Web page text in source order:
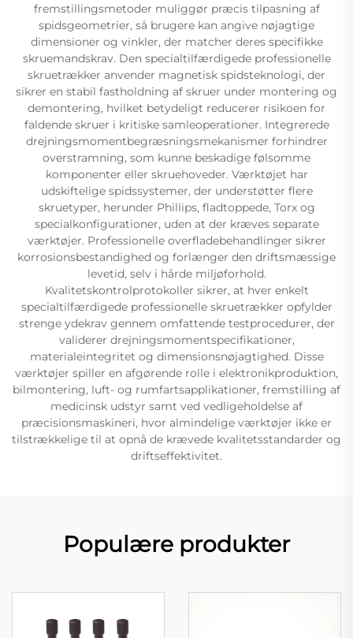
fremstillingsmetoder muliggør præcis tilpasning af
spidsgeometrier, så brugere kan angive nøjagtige
dimensioner og vinkler, der matcher deres specifikke
skruemandskrav. Den specialtilfærdigede professionelle
skruetrækker anvender magnetisk spidsteknologi, der
sikrer en stabil fastholdning af skruer under montering og
demontering, hvilket betydeligt reducerer risikoen for
faldende skruer i kritiske samleoperationer. Integrerede
drejningsmomentbegræsningsmekanismer forhindrer
overstramning, som kunne beskadige følsomme
komponenter eller skruehoveder. Værktøjet har
udskiftelige spidssystemer, der understøtter flere
skruetyper, herunder Phillips, fladtoppede, Torx og
specialkonfigurationer, uden at der kræves separate
værktøjer. Professionelle overfladebehandlinger sikrer
korrosionsbestandighed og forlænger den driftsmæssige
levetid, selv i hårde miljøforhold.
Kvalitetskontrolprotokoller sikrer, at hver enkelt
specialtilfærdigede professionelle skruetrækker opfylder
strenge ydekrav gennem omfattende testprocedurer, der
validerer drejningsmomentspecifikationer,
materialeintegritet og dimensionsnøjagtighed. Disse
værktøjer spiller en afgørende rolle i elektronikproduktion,
bilmontering, luft- og rumfartsapplikationer, fremstilling af
medicinsk udstyr samt ved vedligeholdelse af
præcisionsmaskineri, hvor almindelige værktøjer ikke er
tilstrækkelige til at opnå de krævede kvalitetsstandarder og
driftseffektivitet.
Populære produkter